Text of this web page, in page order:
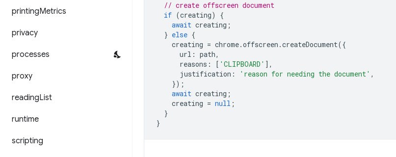
printingMetrics
privacy
processes
proxy
readingList
runtime
scripting
// create offscreen document
if (creating)
{
await creating ;
} else {
creating = chrome.offscreen .createDocument({
url : path,
reasons : [ 'CLIPBOARD' ],
justification : 'reason for needing the document' ,
});
await creating ;
creating = null ;
}
}